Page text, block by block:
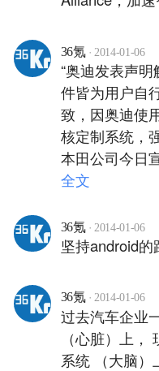
36氪 · 2014-01-06
“奥迪发表声
件皆为用户自
致，因奥迪使
核定制系统，
本田公司今日
能风挡玻璃，
修复‘在任意输
作将导致车辆
全文
36氪 · 2014-01-06
坚持android的
36氪 · 2014-01-06
过去汽车企业
（心脏）上
系统 （大脑）